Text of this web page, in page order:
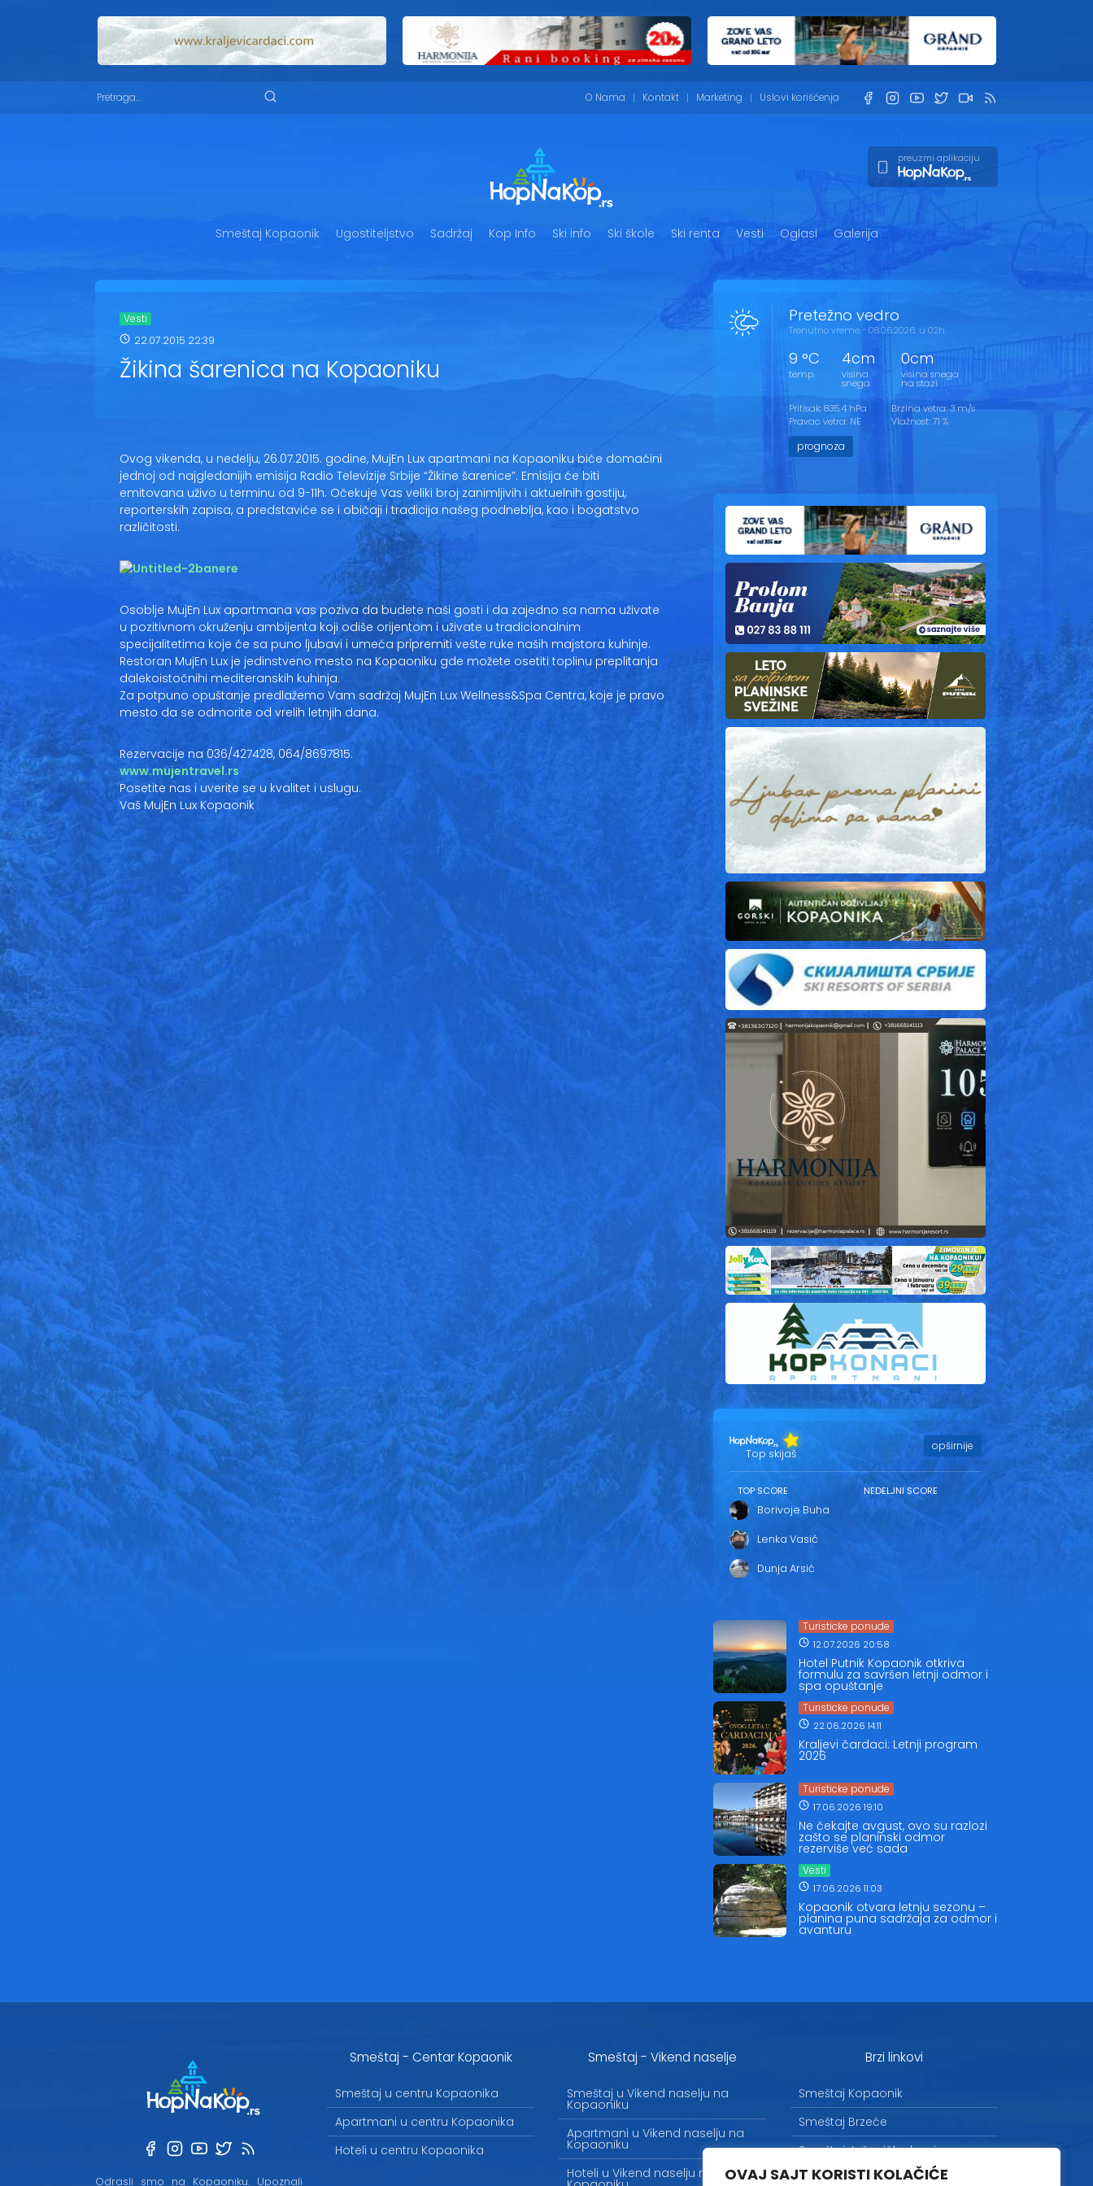
OVAJ SAJT KORISTI KOLAČIĆE
O Nama Kontakt Marketing Uslovi korišćenja
preuzmi aplikaciju
Smeštaj Kopaonik Ugostiteljstvo Sadržaj Kop Info Ski info Ski škole Ski renta Vesti Oglasi Galerija
Vesti
22.07.2015 22:39
Žikina šarenica na Kopaoniku
Ovog vikenda, u nedelju, 26.07.2015. godine, MujEn Lux apartmani na Kopaoniku biće domaćini
jednoj od najgledanijih emisija Radio Televizije Srbije “Žikine šarenice”. Emisija će biti
emitovana uživo u terminu od 9-11h. Očekuje Vas veliki broj zanimljivih i aktuelnih gostiju,
reporterskih zapisa, a predstaviće se i običaji i tradicija našeg podneblja, kao i bogatstvo
različitosti.
Osoblje MujEn Lux apartmana vas poziva da budete naši gosti i da zajedno sa nama uživate
u pozitivnom okruženju ambijenta koji odiše orijentom i uživate u tradicionalnim
specijalitetima koje će sa puno ljubavi i umeća pripremiti vešte ruke naših majstora kuhinje.
Restoran MujEn Lux je jedinstveno mesto na Kopaoniku gde možete osetiti toplinu preplitanja
dalekoistočnihi mediteranskih kuhinja.
Za potpuno opuštanje predlažemo Vam sadržaj MujEn Lux Wellness&Spa Centra, koje je pravo
mesto da se odmorite od vrelih letnjih dana.
Rezervacije na 036/427428, 064/8697815.
www.mujentravel.rs
Posetite nas i uverite se u kvalitet i uslugu.
Vaš MujEn Lux Kopaonik
Pretežno vedro
Trenutno vreme - 08.06.2026. u 02h
9 °C
temp.
4cm
visina
snega
0cm
visina snega
na stazi
Pritisak: 835.4 hPa
Pravac vetra: NE
Brzina vetra: 3 m/s
Vlažnost: 71 %
prognoza
Top skijaš
opširnije
TOP SCORE
Borivoje Buha
Lenka Vasić
Dunja Arsić
NEDELJNI SCORE
Turisticke ponude
12.07.2026 20:58
Hotel Putnik Kopaonik otkriva
formulu za savršen letnji odmor i
spa opuštanje
Turisticke ponude
22.06.2026 14:11
Kraljevi čardaci: Letnji program
2026
Turisticke ponude
17.06.2026 19:10
Ne čekajte avgust, ovo su razlozi
zašto se planinski odmor
rezerviše već sada
Vesti
17.06.2026 11:03
Kopaonik otvara letnju sezonu –
planina puna sadržaja za odmor i
avanturu
Odrasli smo na Kopaoniku. Upoznali
Smeštaj - Centar Kopaonik
Smeštaj u centru Kopaonika
Apartmani u centru Kopaonika
Hoteli u centru Kopaonika
Smeštaj - Vikend naselje
Smeštaj u Vikend naselju na
Kopaoniku
Apartmani u Vikend naselju na
Kopaoniku
Hoteli u Vikend naselju na
Brzi linkovi
Smeštaj Kopaonik
Smeštaj Brzeće
Smeštaj Jošanička banja
Uslovi korišćenja